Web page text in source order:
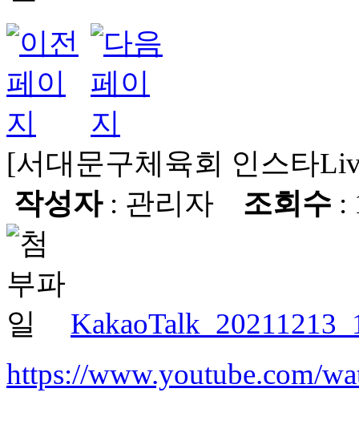
[서대문구체육회 인스타
작성자: 관리자 조회수 :
https://www.youtube.com/